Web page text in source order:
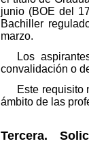
junio (BOE del
Bachiller
marzo.
Los
convalidación o
Este requisito
ámbito de las
Tercera.